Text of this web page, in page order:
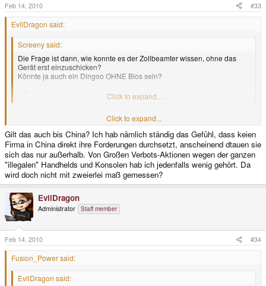
Feb 14, 2010 #33
EvilDragon said:
Screeny said:
Die Frage ist dann, wie konnte es der Zollbeamter wissen, ohne das
Gerät erst einzuschicken?
Könnte ja auch ein Dingoo OHNE Bios sein?
Click to expand...
Der Zoll bekommt normalerweise regelmäßig Listen mit Geräten, bei denen
irgendein Hersteller eine Beanstandung hat.
Nach diesen geht er dann auch.
Anscheinend hat Nintendo den Dingoo da wohl mal gemeldet.
Click to expand...
Gilt das auch bis China? Ich hab nämlich ständig das Gefühl, dass keien
Firma in China direkt ihre Forderungen durchsetzt, anscheinend dtauen sie
sich das nur außerhalb. Von Großen Verbots-Aktionen wegen der ganzen
"illegalen" Handhelds und Konsolen hab ich jedenfalls wenig gehört. Da
wird doch nicht mit zweierlei maß gemessen?
EvilDragon
Administrator Staff member
Feb 14, 2010 #34
Fusion_Power said:
EvilDragon said: